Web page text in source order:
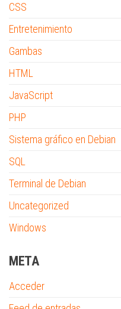
CSS
Entretenimiento
Gambas
HTML
JavaScript
PHP
Sistema gráfico en Debian
SQL
Terminal de Debian
Uncategorized
Windows
META
Acceder